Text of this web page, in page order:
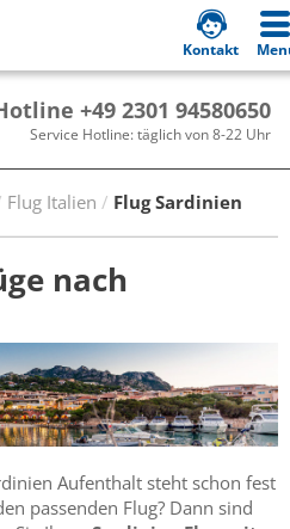
+49 2301 94580650
Service Hotline: täglich von 8-22 Uhr
Kontakt
Flug Italien Flug Sardinien
nach
Aufenthalt steht schon fest
passenden Flug? Dann sind